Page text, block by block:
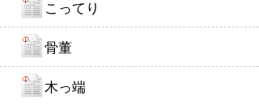
こってり
骨董
木っ端